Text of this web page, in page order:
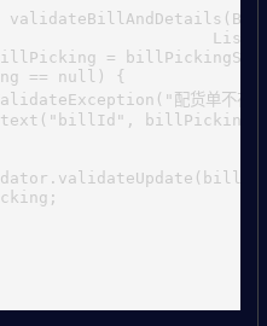
=
== null) {
配货单不存